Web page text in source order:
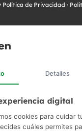
Política de Privacidad ·
Detalles
digital
cookies para cuidar
cuáles permites